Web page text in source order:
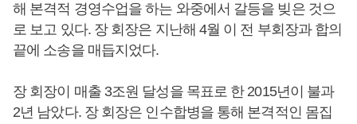
해 본격적 경영수업을 하는 와중에서 갈등을 빚은 것으
로 보고 있다. 장 회장은 지난해 4월 이 전 부회장과 합의
끝에 소송을 매듭지었다.
장 회장이 매출 3조원 달성을 목표로 한 2015년이 불과
2년 남았다. 장 회장은 인수합병을 통해 본격적인 몸집